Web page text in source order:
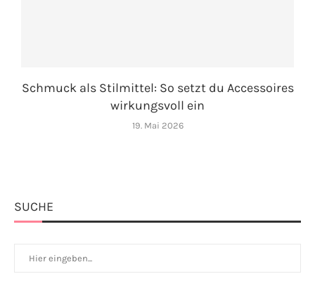
Schmuck als Stilmittel: So setzt du Accessoires
wirkungsvoll ein
19. Mai 2026
SUCHE